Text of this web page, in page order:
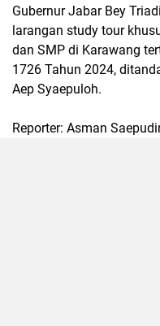
Gubernur Jabar Bey
larangan study tour
dan SMP di Karawang
1726 Tahun 2024,
Aep Syaepuloh.
Reporter: Asman